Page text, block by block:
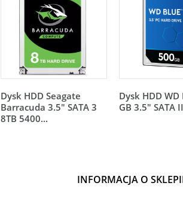
Dysk HDD Seagate
Barracuda 3.5" SATA 3
8TB 5400...
Dysk HDD
GB 3.5" SATA
INFORMACJA O